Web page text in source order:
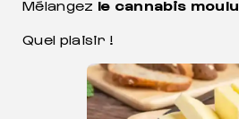
Mélangez le cannabis moulu
Quel plaisir !